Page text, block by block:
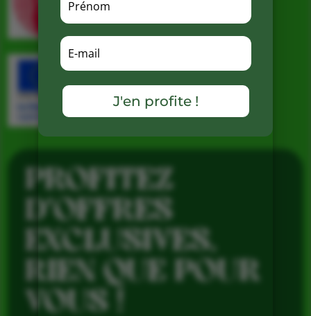
PROFITEZ
D’OFFRES
EXCLUSIVES,
RIEN QUE POUR
VOUS !
J'en profite !